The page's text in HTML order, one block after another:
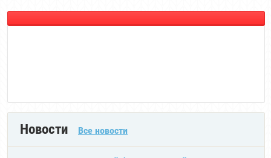
Новости Все новости